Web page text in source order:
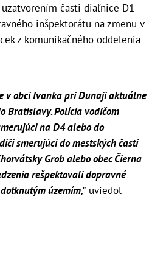
časti diaľnice D1
inšpektorátu na zmenu v
z komunikačného oddelenia
v obci Ivanka pri Dunaji aktuálne
Bratislavy.Polícia vodičom
na D4 alebo do
smerujúci do mestských častí
Grob alebo obec Čierna
rešpektovali dopravné
územím," uviedol